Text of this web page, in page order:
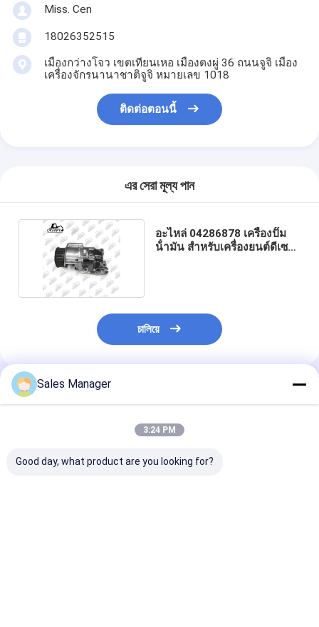
Miss. Cen
18026352515
เมืองกว่างโจว เขตเทียนเหอ เมืองตงผู่ 36 ถนนจูจิ เมือง
เครื่องจักรนานาชาติจูจิ หมายเลข 1018
ติดต่อตอนนี้
এর সেরা মূল্য পান
อะไหล่ 04286878 เครื่องปั๊ม
น้ํามัน สําหรับเครื่องยนต์ดีเซล
চালিয়ে
แนะนำผลิตภัณฑ์
Sales Manager
3:24 PM
Good day, what product are you looking for?